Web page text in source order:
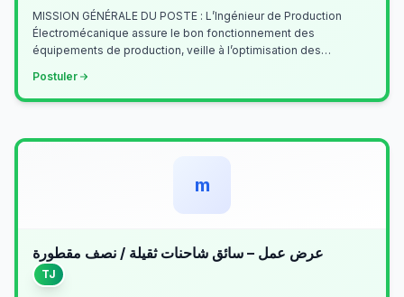
MISSION GÉNÉRALE DU POSTE : L’Ingénieur de Production
Électromécanique assure le bon fonctionnement des
équipements de production, veille à l’optimisation des
Postuler
m
عرض عمل – سائق شاحنات ثقيلة / نصف مقطورة
TJ